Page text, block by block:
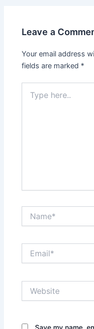
Leave a
Your email address
fields are marked *
here..